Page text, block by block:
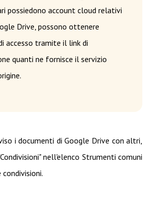
possiedono account cloud relativi
Drive, possono ottenere
accesso tramite il link di
quanti ne fornisce il servizio
i documenti di Google Drive con altri,
nell'elenco Strumenti comuni